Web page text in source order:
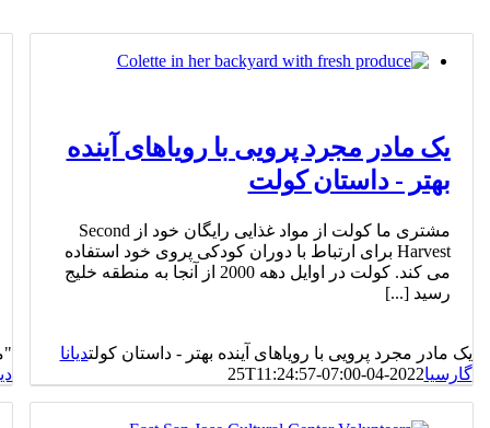
یک مادر مجرد پرویی با رویاهای آینده
بهتر - داستان کولت
مشتری ما کولت از مواد غذایی رایگان خود از Second
Harvest برای ارتباط با دوران کودکی پروی خود استفاده
می کند. کولت در اوایل دهه 2000 از آنجا به منطقه خلیج
رسید [...]
یک مادر مجرد پرویی با رویاهای آینده بهتر - داستان کولتدیانا
گارسیا2022-04-25T11:24:57-07:00